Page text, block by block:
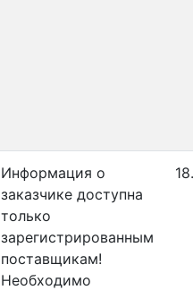
Информация о
заказчике доступна
только
зарегистрированным
поставщикам!
Необходимо